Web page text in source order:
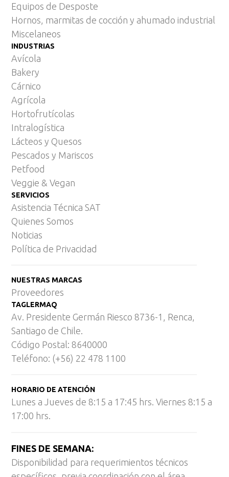
Equipos de Desposte
Hornos, marmitas de cocción y ahumado industrial
Miscelaneos
INDUSTRIAS
Avícola
Bakery
Cárnico
Agrícola
Hortofrutícolas
Intralogística
Lácteos y Quesos
Pescados y Mariscos
Petfood
Veggie & Vegan
SERVICIOS
Asistencia Técnica SAT
Quienes Somos
Noticias
Política de Privacidad
NUESTRAS MARCAS
Proveedores
TAGLERMAQ
Av. Presidente Germán Riesco 8736-1, Renca,
Santiago de Chile.
Código Postal: 8640000
Teléfono: (+56) 22 478 1100
HORARIO DE ATENCIÓN
Lunes a Jueves de 8:15 a 17:45 hrs. Viernes 8:15 a
17:00 hrs.
FINES DE SEMANA:
Disponibilidad para requerimientos técnicos